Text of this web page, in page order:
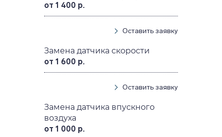
от 1 400 р.
Оставить заявку
Замена датчика скорости
от 1 600 р.
Оставить заявку
Замена датчика впускного
воздуха
от 1 000 р.